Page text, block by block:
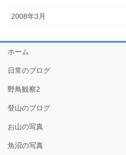
2008年3月
ホーム
日常のブログ
野鳥観察2
登山のブログ
お山の写真
魚沼の写真